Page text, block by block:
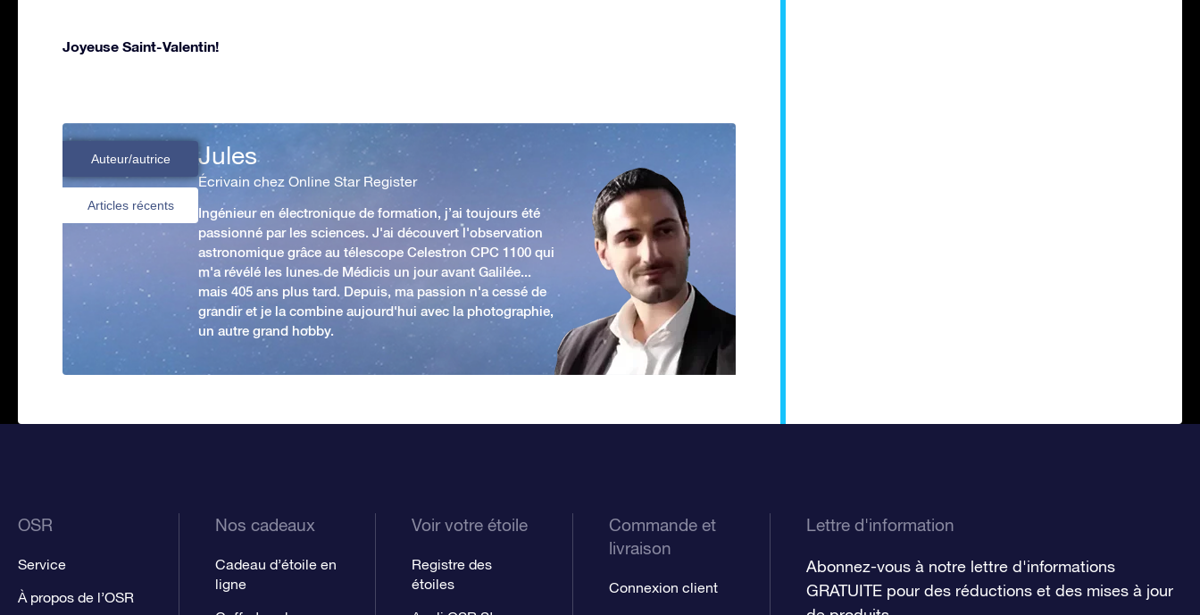
Joyeuse Saint-Valentin!
Auteur/autrice
Articles récents
Jules
Écrivain chez Online Star Register
Ingénieur en électronique de formation, j’ai toujours été
passionné par les sciences. J'ai découvert l'observation
astronomique grâce au télescope Celestron CPC 1100 qui
m'a révélé les lunes de Médicis un jour avant Galilée...
mais 405 ans plus tard. Depuis, ma passion n'a cessé de
grandir et je la combine aujourd'hui avec la photographie,
un autre grand hobby.
OSR
Service
À propos de l’OSR
Nos cadeaux
Cadeau d’étoile en
ligne
Voir votre étoile
Registre des
étoiles
Commande et
livraison
Connexion client
Lettre d'information
Abonnez-vous à notre lettre d'informations
GRATUITE pour des réductions et des mises à jour